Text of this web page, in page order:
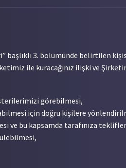
başlıklı 3. bölümünde belirtilen
ile kuracağınız ilişki ve
görebilmesi,
için doğru kişilere
ve bu kapsamda tarafınıza